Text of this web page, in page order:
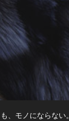
、モノにならない。